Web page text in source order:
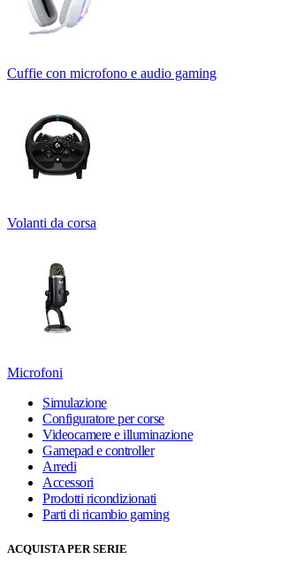
Cuffie con microfono e audio gaming
Volanti da corsa
Microfoni
Simulazione
Configuratore per corse
Videocamere e illuminazione
Gamepad e controller
Arredi
Accessori
Prodotti ricondizionati
Parti di ricambio gaming
ACQUISTA PER SERIE